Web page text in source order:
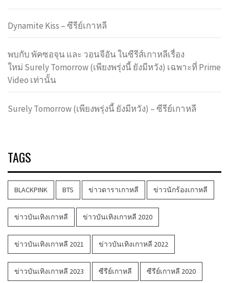
Dynamite Kiss – ซีรีย์เกาหลี
พบกับ พัคซอจุน และ วอนจีอัน ในซีรีส์เกาหลีเรื่อง
ใหม่ Surely Tomorrow (เพียงพรุ่งนี้ ยังมีหวัง) เฉพาะที่ Prime
Video เท่านั้น
Surely Tomorrow (เพียงพรุ่งนี้ ยังมีหวัง) – ซีรีย์เกาหลี
TAGS
BLACKPINK BTS ข่าวดาราเกาหลี ข่าวนักร้องเกาหลี
ข่าวบันเทิงเกาหลี ข่าวบันเทิงเกาหลี 2020
ข่าวบันเทิงเกาหลี 2021 ข่าวบันเทิงเกาหลี 2022
ข่าวบันเทิงเกาหลี 2023 ซีรีย์เกาหลี ซีรีย์เกาหลี 2020